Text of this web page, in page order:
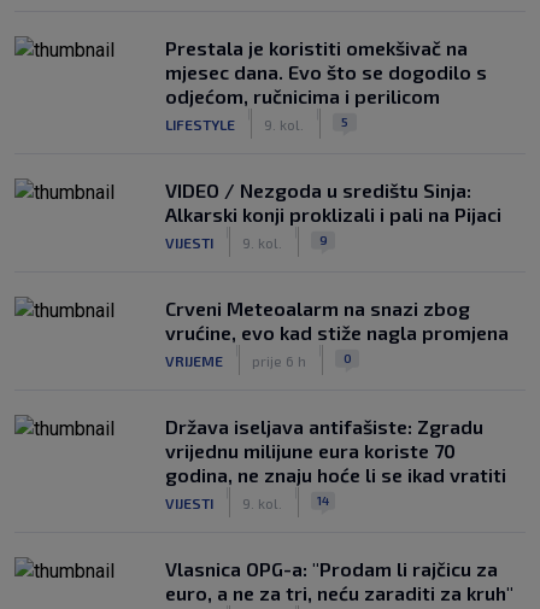
Prestala je koristiti omekšivač na
mjesec dana. Evo što se dogodilo s
odjećom, ručnicima i perilicom
LIFESTYLE 9. kol. 5
VIDEO / Nezgoda u središtu Sinja:
Alkarski konji proklizali i pali na Pijaci
VIJESTI 9. kol. 9
Crveni Meteoalarm na snazi zbog
vrućine, evo kad stiže nagla promjena
VRIJEME prije 6 h 0
Država iseljava antifašiste: Zgradu
vrijednu milijune eura koriste 70
godina, ne znaju hoće li se ikad vratiti
VIJESTI 9. kol. 14
Vlasnica OPG-a: "Prodam li rajčicu za
euro, a ne za tri, neću zaraditi za kruh"